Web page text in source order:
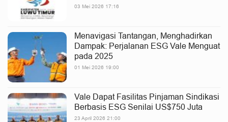
03 Mei 2026 17:16
Menavigasi Tantangan, Menghadirkan
Dampak: Perjalanan ESG Vale Menguat
pada 2025
01 Mei 2026 19:00
Vale Dapat Fasilitas Pinjaman Sindikasi
Berbasis ESG Senilai US$750 Juta
23 April 2026 21:00